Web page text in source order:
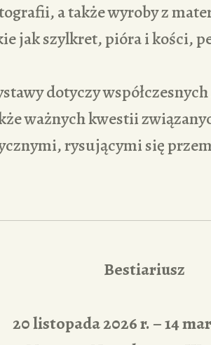
a także wyroby z
jak szylkret, pióra i kości,
dotyczy
ważnych kwestii
rysującymi się
Bestiariusz
20 listopada 2026 r. – 14